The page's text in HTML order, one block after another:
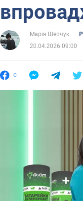
Марія Шевчук
20.04.2026 09:00
0